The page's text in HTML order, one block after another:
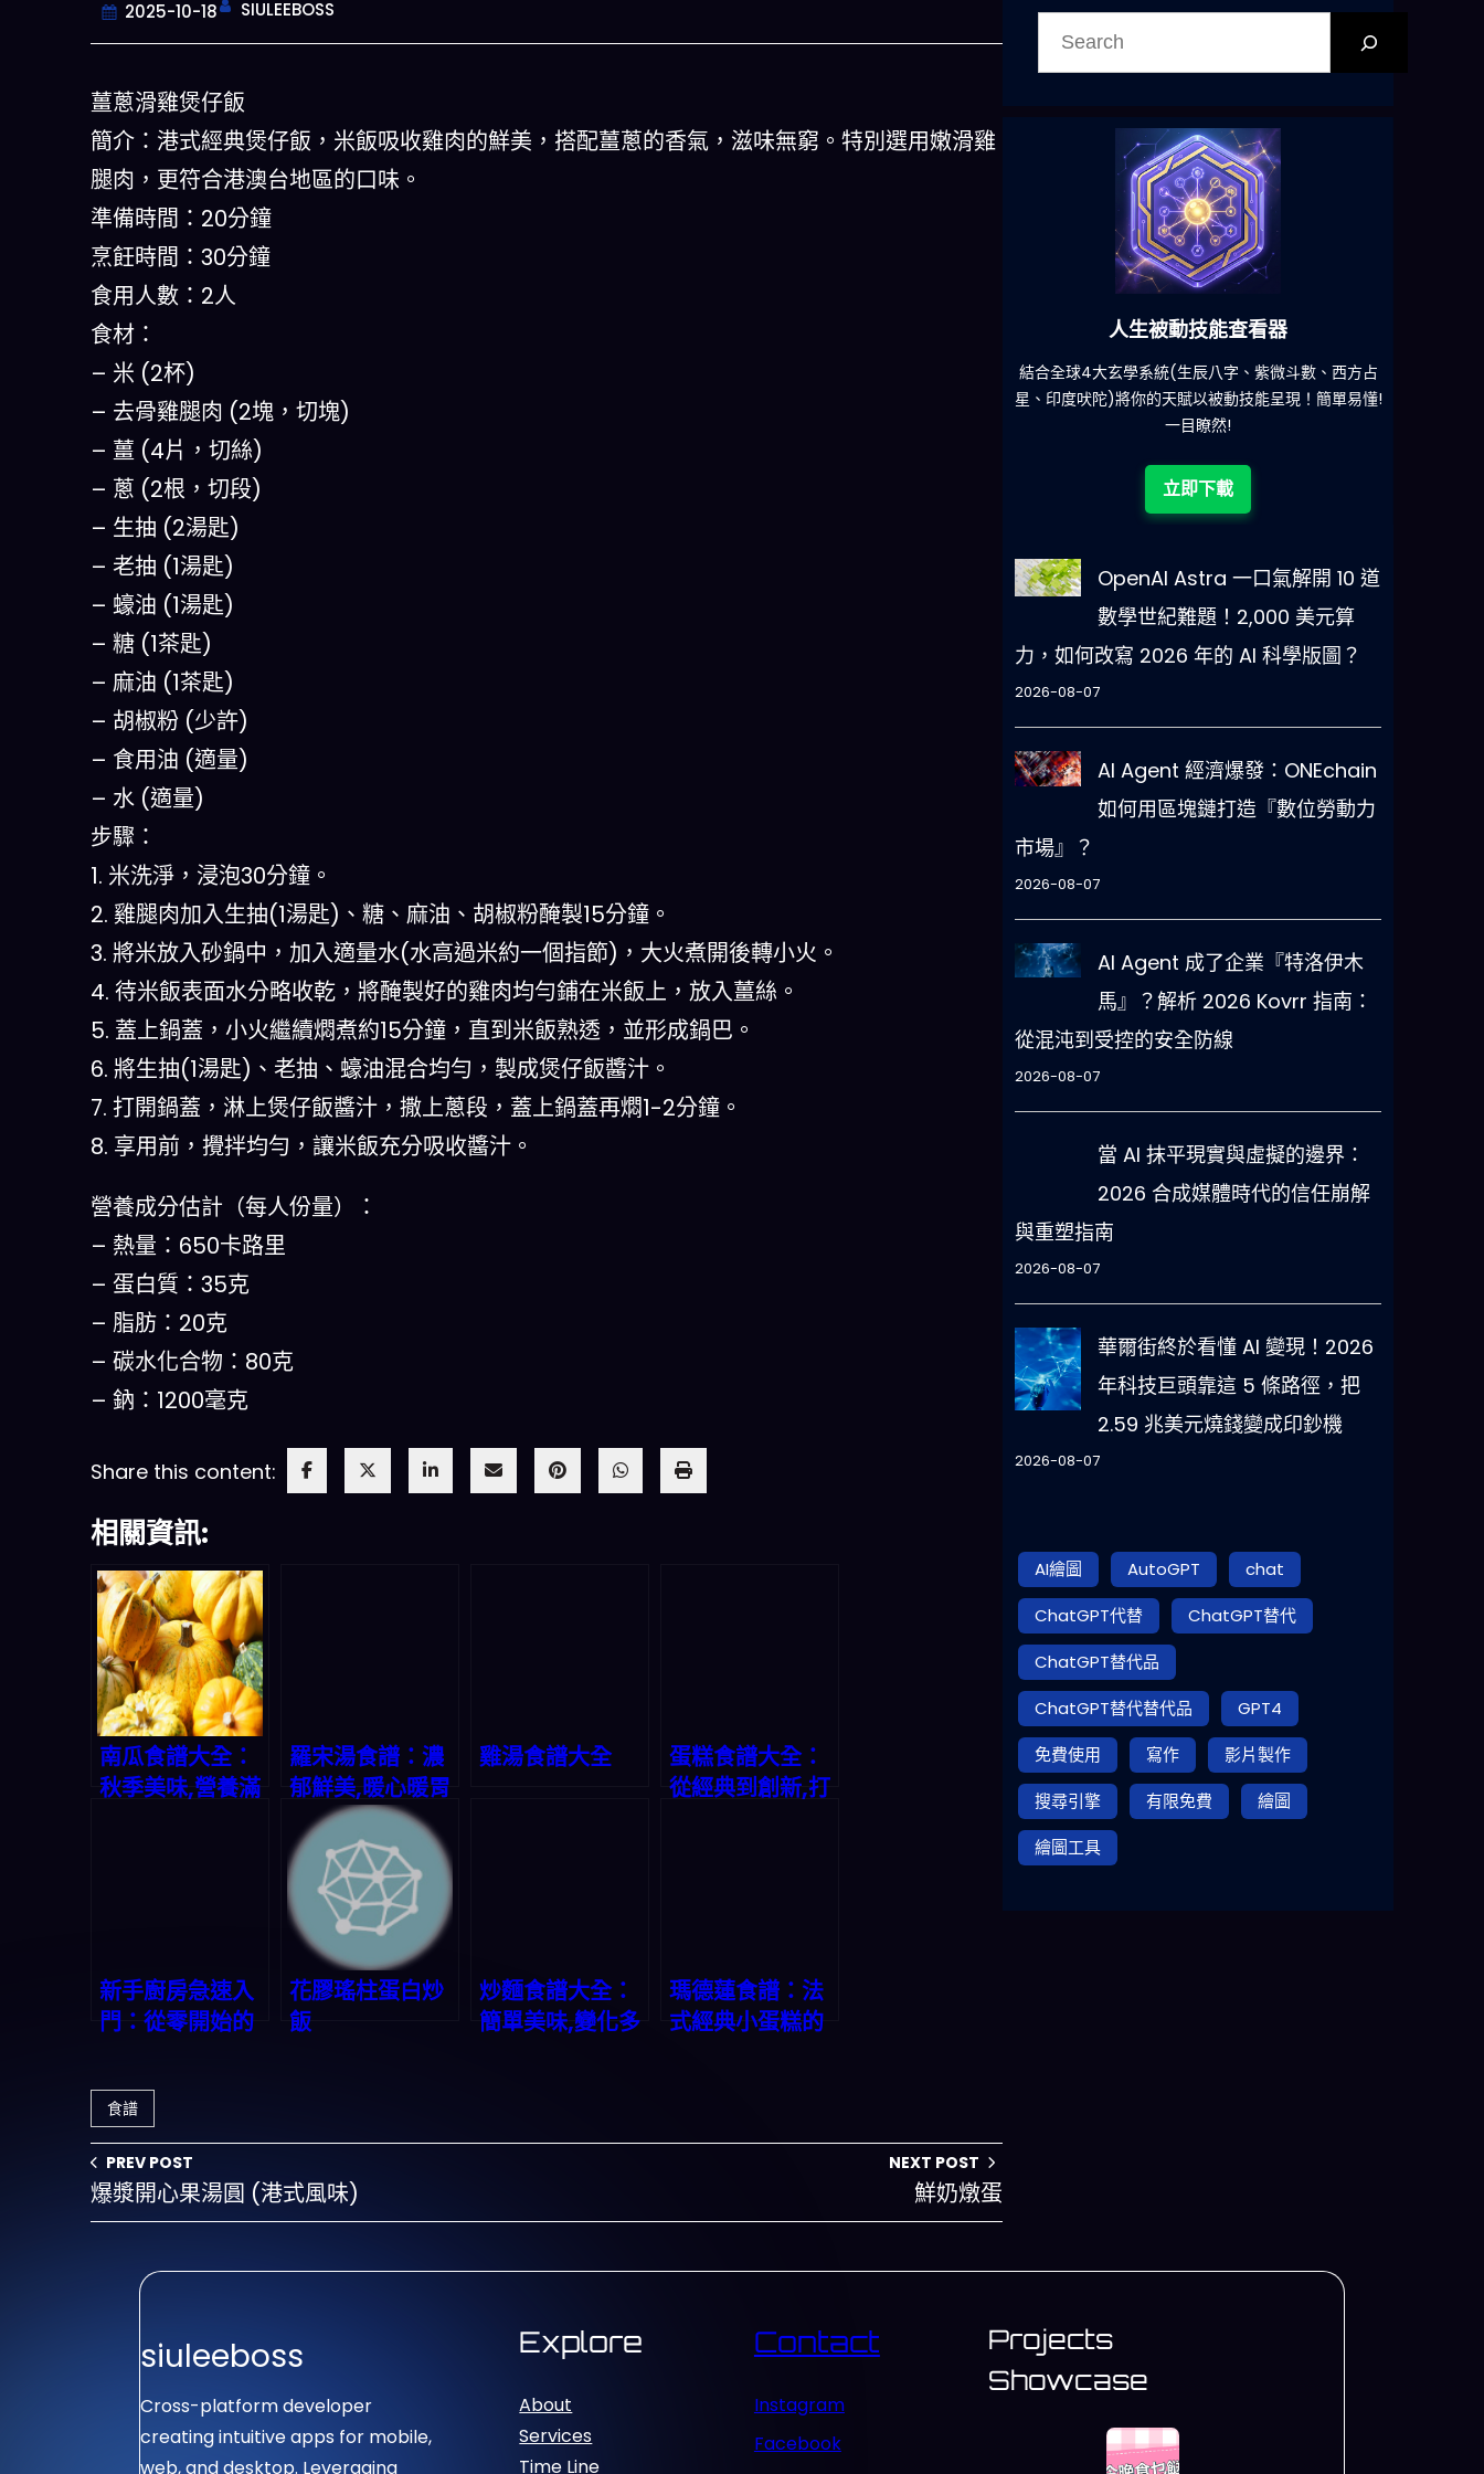
2025-10-18 SIULEEBOSS
薑蔥滑雞煲仔飯
簡介：港式經典煲仔飯，米飯吸收雞肉的鮮美，搭配薑蔥的香氣，滋味無窮。特別選用嫩滑雞
腿肉，更符合港澳台地區的口味。
準備時間：20分鐘
烹飪時間：30分鐘
食用人數：2人
食材：
– 米 (2杯)
– 去骨雞腿肉 (2塊，切塊)
– 薑 (4片，切絲)
– 蔥 (2根，切段)
– 生抽 (2湯匙)
– 老抽 (1湯匙)
– 蠔油 (1湯匙)
– 糖 (1茶匙)
– 麻油 (1茶匙)
– 胡椒粉 (少許)
– 食用油 (適量)
– 水 (適量)
步驟：
1. 米洗淨，浸泡30分鐘。
2. 雞腿肉加入生抽(1湯匙)、糖、麻油、胡椒粉醃製15分鐘。
3. 將米放入砂鍋中，加入適量水(水高過米約一個指節)，大火煮開後轉小火。
4. 待米飯表面水分略收乾，將醃製好的雞肉均勻鋪在米飯上，放入薑絲。
5. 蓋上鍋蓋，小火繼續燜煮約15分鐘，直到米飯熟透，並形成鍋巴。
6. 將生抽(1湯匙)、老抽、蠔油混合均勻，製成煲仔飯醬汁。
7. 打開鍋蓋，淋上煲仔飯醬汁，撒上蔥段，蓋上鍋蓋再燜1-2分鐘。
8. 享用前，攪拌均勻，讓米飯充分吸收醬汁。
營養成分估計（每人份量）：
– 熱量：650卡路里
– 蛋白質：35克
– 脂肪：20克
– 碳水化合物：80克
– 鈉：1200毫克
Share this content:
相關資訊:
南瓜食譜大全：
秋季美味,營養滿
羅宋湯食譜：濃
郁鮮美,暖心暖胃
雞湯食譜大全
蛋糕食譜大全：
從經典到創新,打
新手廚房急速入
門：從零開始的
花膠瑤柱蛋白炒
飯
炒麵食譜大全：
簡單美味,變化多
瑪德蓮食譜：法
式經典小蛋糕的
食譜
PREV POST
爆漿開心果湯圓 (港式風味)
NEXT POST
鮮奶燉蛋
六合彩發達神器
減少超過500萬個低概率中獎組合，提高中獎率
立即下載
OpenAI Astra 一口氣解開 10 道
數學世紀難題！2,000 美元算
力，如何改寫 2026 年的 AI 科學版圖？
2026-08-07
AI Agent 經濟爆發：ONEchain
如何用區塊鏈打造『數位勞動力
市場』？
2026-08-07
AI Agent 成了企業『特洛伊木
馬』？解析 2026 Kovrr 指南：
從混沌到受控的安全防線
2026-08-07
當 AI 抹平現實與虛擬的邊界：
2026 合成媒體時代的信任崩解
與重塑指南
2026-08-07
華爾街終於看懂 AI 變現！2026
年科技巨頭靠這 5 條路徑，把
2.59 兆美元燒錢變成印鈔機
2026-08-07
AI繪圖 AutoGPT
chat
ChatGPT代替
ChatGPT替代
ChatGPT替代品
ChatGPT替代替代品
GPT4
免費使用
寫作
影片製作
搜尋引擎
有限免費
繪圖
繪圖工具
siuleeboss
Cross-platform developer
creating intuitive apps for mobile,
web, and desktop. Leveraging
Explore
About
Services
Time Line
Contact
Instagram
Facebook
Projects
Showcase